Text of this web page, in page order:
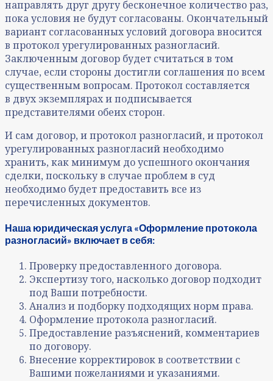
направлять друг другу бесконечное количество раз,
пока условия не будут согласованы. Окончательный
вариант согласованных условий договора вносится
в протокол урегулированных разногласий.
Заключенным договор будет считаться в том
случае, если стороны достигли соглашения по всем
существенным вопросам. Протокол составляется
в двух экземплярах и подписывается
представителями обеих сторон.
И сам договор, и протокол разногласий, и протокол
урегулированных разногласий необходимо
хранить, как минимум до успешного окончания
сделки, поскольку в случае проблем в суд
необходимо будет предоставить все из
перечисленных документов.
Наша юридическая услуга «Оформление протокола
разногласий» включает в себя:
Проверку предоставленного договора.
Экспертизу того, насколько договор подходит
под Ваши потребности.
Анализ и подборку подходящих норм права.
Оформление протокола разногласий.
Предоставление разъяснений, комментариев
по договору.
Внесение корректировок в соответствии с
Вашими пожеланиями и указаниями.